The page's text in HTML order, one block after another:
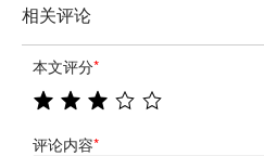
相关评论
本文评分*
评论内容*